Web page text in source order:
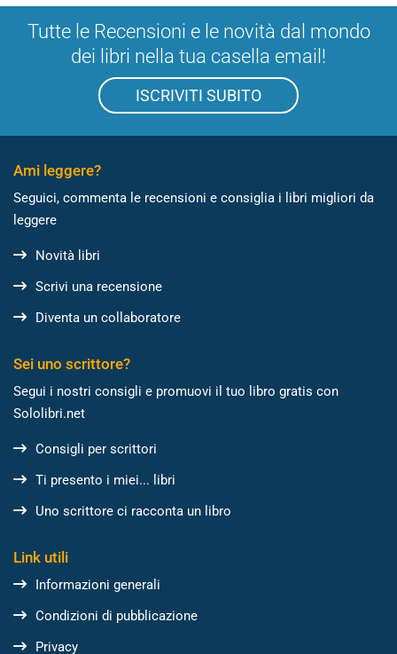
Tutte le Recensioni e le novità dal mondo
dei libri nella tua casella email!
ISCRIVITI SUBITO
Ami leggere?
Seguici, commenta le recensioni e consiglia i libri migliori da
leggere
Novità libri
Scrivi una recensione
Diventa un collaboratore
Sei uno scrittore?
Segui i nostri consigli e promuovi il tuo libro gratis con
Sololibri.net
Consigli per scrittori
Ti presento i miei... libri
Uno scrittore ci racconta un libro
Link utili
Informazioni generali
Condizioni di pubblicazione
Privacy